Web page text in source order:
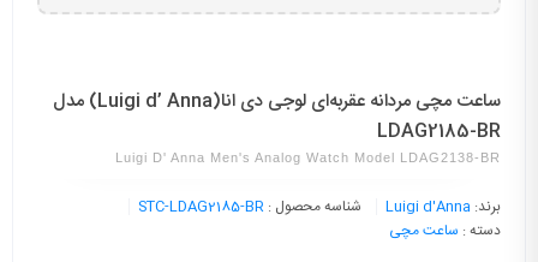
ساعت مچی مردانه عقربه‌ای لوجی دی انا(Luigi d’ Anna) مدل
LDAG2185-BR
Luigi D' Anna Men's Analog Watch Model LDAG2138-BR
برند: Luigi d'Anna شناسه محصول : STC-LDAG2185-BR
دسته : ساعت مچی